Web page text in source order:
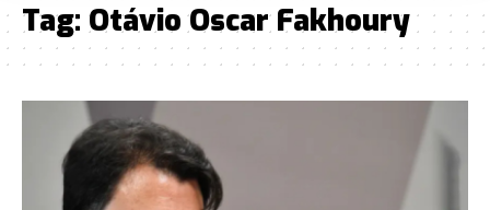
Tag: Otávio Oscar Fakhoury